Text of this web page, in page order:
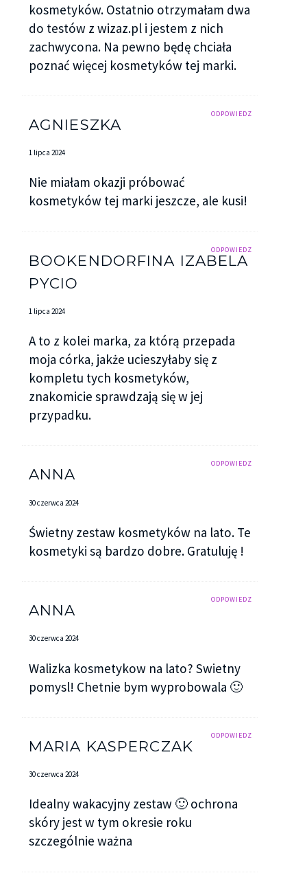
kosmetyków. Ostatnio otrzymałam dwa
do testów z wizaz.pl i jestem z nich
zachwycona. Na pewno będę chciała
poznać więcej kosmetyków tej marki.
ODPOWIEDZ
AGNIESZKA
1 lipca 2024
Nie miałam okazji próbować
kosmetyków tej marki jeszcze, ale kusi!
ODPOWIEDZ
BOOKENDORFINA IZABELA
PYCIO
1 lipca 2024
A to z kolei marka, za którą przepada
moja córka, jakże ucieszyłaby się z
kompletu tych kosmetyków,
znakomicie sprawdzają się w jej
przypadku.
ODPOWIEDZ
ANNA
30 czerwca 2024
Świetny zestaw kosmetyków na lato. Te
kosmetyki są bardzo dobre. Gratuluję !
ODPOWIEDZ
ANNA
30 czerwca 2024
Walizka kosmetykow na lato? Swietny
pomysl! Chetnie bym wyprobowala 🙂
ODPOWIEDZ
MARIA KASPERCZAK
30 czerwca 2024
Idealny wakacyjny zestaw 🙂 ochrona
skóry jest w tym okresie roku
szczególnie ważna